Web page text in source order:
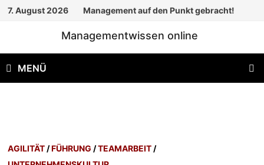
Zum
7. August 2026 Management auf den Punkt gebracht!
Managementwissen online
MENÜ
AGILITÄT /FÜHRUNG /TEAMARBEIT /